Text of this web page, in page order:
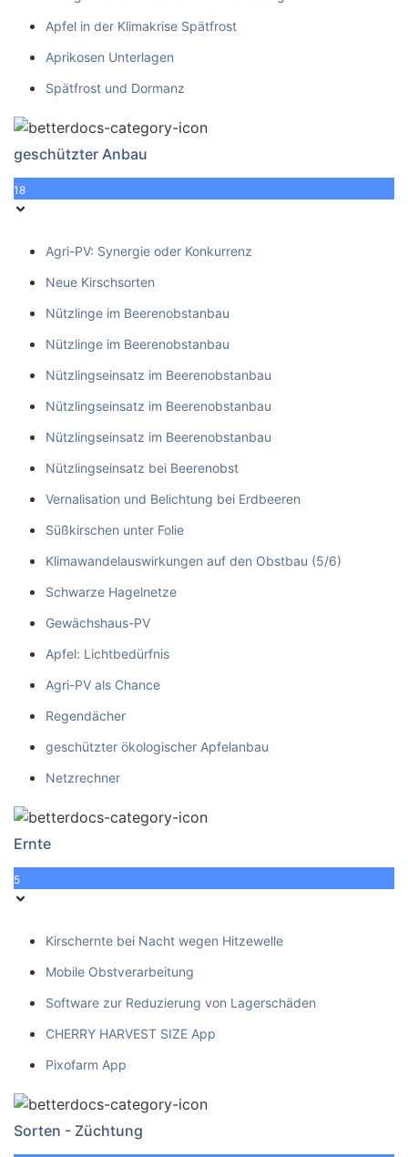
Apfel in der Klimakrise Spätfrost
Aprikosen Unterlagen
Spätfrost und Dormanz
geschützter Anbau
18
Agri-PV: Synergie oder Konkurrenz
Neue Kirschsorten
Nützlinge im Beerenobstanbau
Nützlinge im Beerenobstanbau
Nützlingseinsatz im Beerenobstanbau
Nützlingseinsatz im Beerenobstanbau
Nützlingseinsatz im Beerenobstanbau
Nützlingseinsatz bei Beerenobst
Vernalisation und Belichtung bei Erdbeeren
Süßkirschen unter Folie
Klimawandelauswirkungen auf den Obstbau (5/6)
Schwarze Hagelnetze
Gewächshaus-PV
Apfel: Lichtbedürfnis
Agri-PV als Chance
Regendächer
geschützter ökologischer Apfelanbau
Netzrechner
Ernte
5
Kirschernte bei Nacht wegen Hitzewelle
Mobile Obstverarbeitung
Software zur Reduzierung von Lagerschäden
CHERRY HARVEST SIZE App
Pixofarm App
Sorten - Züchtung